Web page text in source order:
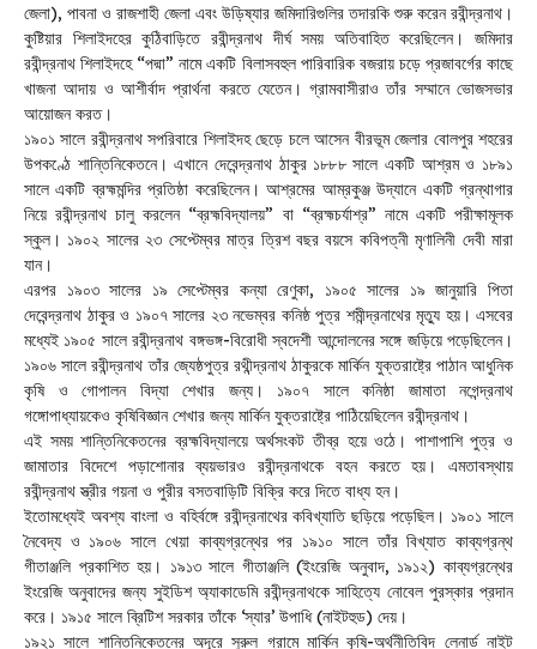
জেলা), পাবনা ও রাজশাহী জেলা এবং উড়িষ্যার জমিদারিগুলির তদারকি শুরু করেন রবীন্দ্রনাথ।
কুষ্টিয়ার শিলাইদহের কুঠিবাড়িতে রবীন্দ্রনাথ দীর্ঘ সময় অতিবাহিত করেছিলেন। জমিদার
রবীন্দ্রনাথ শিলাইদহে “পদ্মা” নামে একটি বিলাসবহুল পারিবারিক বজরায় চড়ে প্রজাবর্গের কাছে
খাজনা আদায় ও আশীর্বাদ প্রার্থনা করতে যেতেন। গ্রামবাসীরাও তাঁর সম্মানে ভোজসভার
আয়োজন করত।
১৯০১ সালে রবীন্দ্রনাথ সপরিবারে শিলাইদহ ছেড়ে চলে আসেন বীরভূম জেলার বোলপুর শহরের
উপকণ্ঠে শান্তিনিকেতনে। এখানে দেবেন্দ্রনাথ ঠাকুর ১৮৮৮ সালে একটি আশ্রম ও ১৮৯১
সালে একটি ব্রহ্মমন্দির প্রতিষ্ঠা করেছিলেন। আশ্রমের আম্রকুঞ্জ উদ্যানে একটি গ্রন্থাগার
নিয়ে রবীন্দ্রনাথ চালু করলেন “ব্রহ্মবিদ্যালয়” বা “ব্রহ্মচর্যাশ্র” নামে একটি পরীক্ষামূলক
স্কুল। ১৯০২ সালের ২৩ সেপ্টেম্বর মাত্র ত্রিশ বছর বয়সে কবিপত্নী মৃণালিনী দেবী মারা
যান।
এরপর ১৯০৩ সালের ১৯ সেপ্টেম্বর কন্যা রেণুকা, ১৯০৫ সালের ১৯ জানুয়ারি পিতা
দেবেন্দ্রনাথ ঠাকুর ও ১৯০৭ সালের ২৩ নভেম্বর কনিষ্ঠ পুত্র শমীন্দ্রনাথের মৃত্যু হয়। এসবের
মধ্যেই ১৯০৫ সালে রবীন্দ্রনাথ বঙ্গভঙ্গ-বিরোধী স্বদেশী আন্দোলনের সঙ্গে জড়িয়ে পড়েছিলেন।
১৯০৬ সালে রবীন্দ্রনাথ তাঁর জ্যেষ্ঠপুত্র রথীন্দ্রনাথ ঠাকুরকে মার্কিন যুক্তরাষ্ট্রে পাঠান আধুনিক
কৃষি ও গোপালন বিদ্যা শেখার জন্য। ১৯০৭ সালে কনিষ্ঠা জামাতা নগেন্দ্রনাথ
গঙ্গোপাধ্যায়কেও কৃষিবিজ্ঞান শেখার জন্য মার্কিন যুক্তরাষ্ট্রে পাঠিয়েছিলেন রবীন্দ্রনাথ।
এই সময় শান্তিনিকেতনের ব্রহ্মবিদ্যালয়ে অর্থসংকট তীব্র হয়ে ওঠে। পাশাপাশি পুত্র ও
জামাতার বিদেশে পড়াশোনার ব্যয়ভারও রবীন্দ্রনাথকে বহন করতে হয়। এমতাবস্থায়
রবীন্দ্রনাথ স্ত্রীর গয়না ও পুরীর বসতবাড়িটি বিক্রি করে দিতে বাধ্য হন।
ইতোমধ্যেই অবশ্য বাংলা ও বহির্বঙ্গে রবীন্দ্রনাথের কবিখ্যাতি ছড়িয়ে পড়েছিল। ১৯০১ সালে
নৈবেদ্য ও ১৯০৬ সালে খেয়া কাব্যগ্রন্থের পর ১৯১০ সালে তাঁর বিখ্যাত কাব্যগ্রন্থ
গীতাঞ্জলি প্রকাশিত হয়। ১৯১৩ সালে গীতাঞ্জলি (ইংরেজি অনুবাদ, ১৯১২) কাব্যগ্রন্থের
ইংরেজি অনুবাদের জন্য সুইডিশ অ্যাকাডেমি রবীন্দ্রনাথকে সাহিত্যে নোবেল পুরস্কার প্রদান
করে। ১৯১৫ সালে ব্রিটিশ সরকার তাঁকে ‘স্যার’ উপাধি (নাইটহুড) দেয়।
১৯২১ সালে শান্তিনিকেতনের অদূরে সুরুল গ্রামে মার্কিন কৃষি-অর্থনীতিবিদ লেনার্ড নাইট